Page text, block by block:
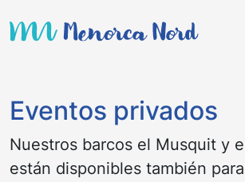
Eventos privados
Nuestros barcos el Musquit y
están disponibles también